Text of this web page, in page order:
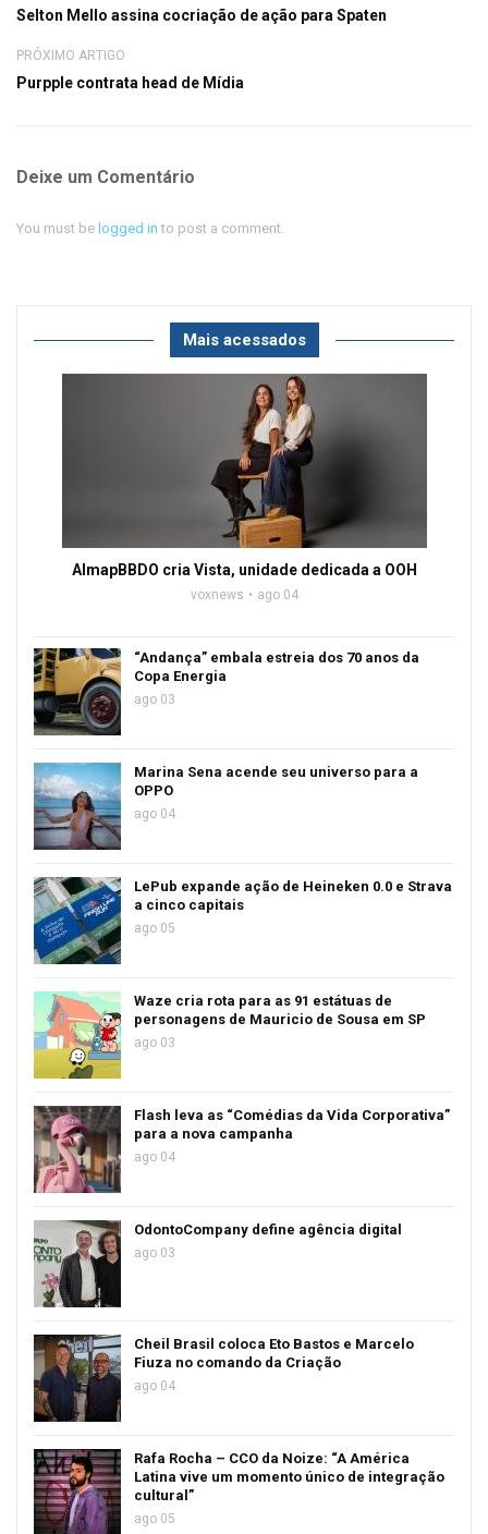
Selton Mello assina cocriação de ação para Spaten
PRÓXIMO ARTIGO
Purpple contrata head de Mídia
Deixe um Comentário
You must be logged in to post a comment.
Mais acessados
AlmapBBDO cria Vista, unidade dedicada a OOH
voxnews ago 04
“Andança” embala estreia dos 70 anos da
Copa Energia
ago 03
Marina Sena acende seu universo para a
OPPO
ago 04
LePub expande ação de Heineken 0.0 e Strava
a cinco capitais
ago 05
Waze cria rota para as 91 estátuas de
personagens de Mauricio de Sousa em SP
ago 03
Flash leva as “Comédias da Vida Corporativa”
para a nova campanha
ago 04
OdontoCompany define agência digital
ago 03
Cheil Brasil coloca Eto Bastos e Marcelo
Fiuza no comando da Criação
ago 04
Rafa Rocha – CCO da Noize: “A América
Latina vive um momento único de integração
cultural”
ago 05